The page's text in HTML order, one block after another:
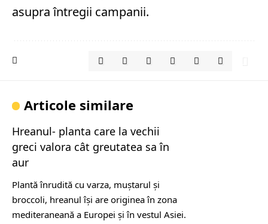
asupra întregii campanii.
Articole similare
Hreanul- planta care la vechii
greci valora cât greutatea sa în
aur
Plantă înrudită cu varza, muştarul şi
broccoli, hreanul îşi are originea în zona
mediteraneană a Europei şi în vestul Asiei.